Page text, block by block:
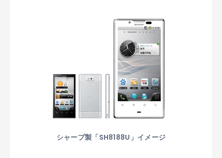
シャープ製「SH8188U」イメージ